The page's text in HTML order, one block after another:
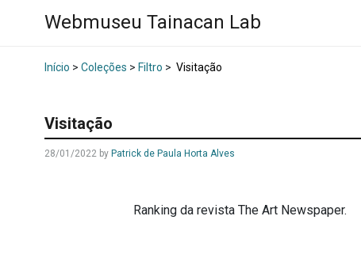
Webmuseu Tainacan Lab
Início > Coleções > Filtro > Visitação
Visitação
28/01/2022 by Patrick de Paula Horta Alves
Ranking da revista The Art Newspaper.